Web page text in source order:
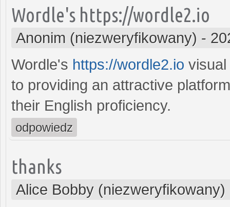
Wordle's https://wordle2.io
Anonim (niezweryfikowany) -
Wordle's https://wordle2.io
to providing an attractive
their English proficiency.
odpowiedz
thanks
Alice Bobby (niezweryfikowany)